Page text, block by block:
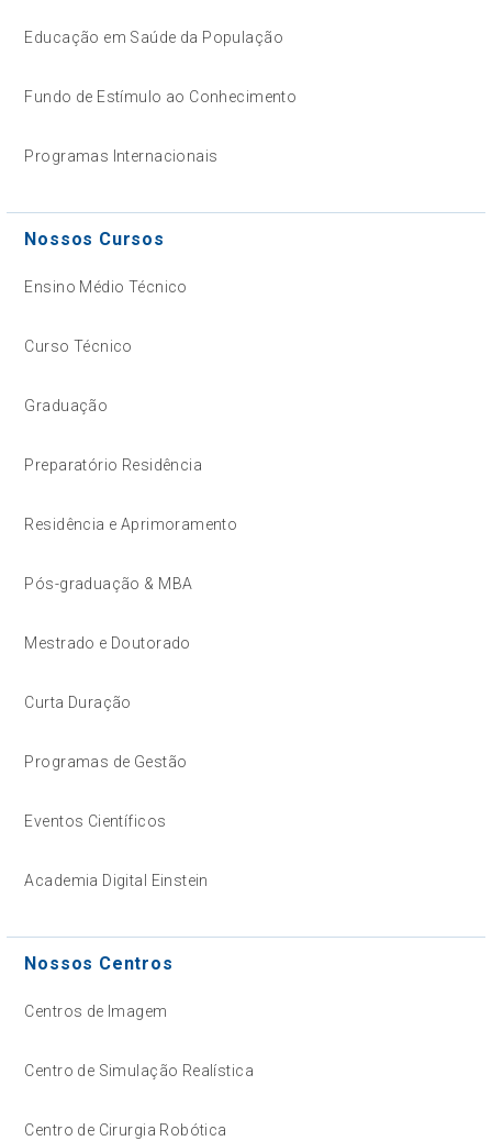
Educação em Saúde da População
Fundo de Estímulo ao Conhecimento
Programas Internacionais
Nossos Cursos
Ensino Médio Técnico
Curso Técnico
Graduação
Preparatório Residência
Residência e Aprimoramento
Pós-graduação & MBA
Mestrado e Doutorado
Curta Duração
Programas de Gestão
Eventos Científicos
Academia Digital Einstein
Nossos Centros
Centros de Imagem
Centro de Simulação Realística
Centro de Cirurgia Robótica